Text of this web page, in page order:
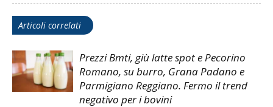
Articoli correlati
Prezzi Bmti, giù latte spot e Pecorino
Romano, su burro, Grana Padano e
Parmigiano Reggiano. Fermo il trend
negativo per i bovini